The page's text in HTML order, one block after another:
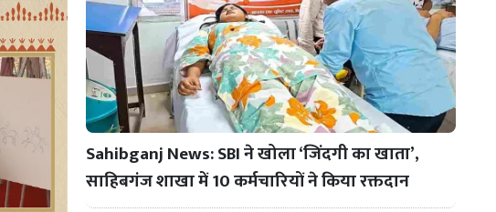
Sahibganj News: SBI ने खोला ‘जिंदगी का खाता’,
साहिबगंज शाखा में 10 कर्मचारियों ने किया रक्तदान